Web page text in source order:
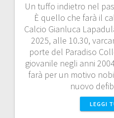
Un tuffo indietro nel
È quello che farà il
Calcio Gianluca
2025, alle 10.30,
porte del Paradiso
giovanile negli anni
farà per un motivo
nuovo
LEGGI